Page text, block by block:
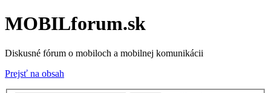
MOBILforum.sk
Diskusné fórum o mobiloch a mobilnej komunikácii
Prejsť na obsah